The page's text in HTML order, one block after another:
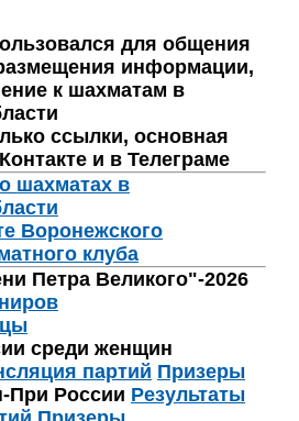
для общения
информации,
к шахматам в
ссылки, основная
и в Телеграме
шахматах в
Воронежского
клуба
Петра Великого"-2026
среди женщин
партий Призеры
При России Результаты